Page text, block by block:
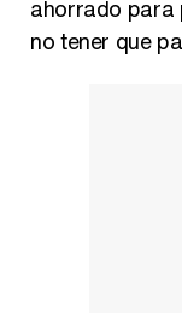
ahorrado para
no tener que